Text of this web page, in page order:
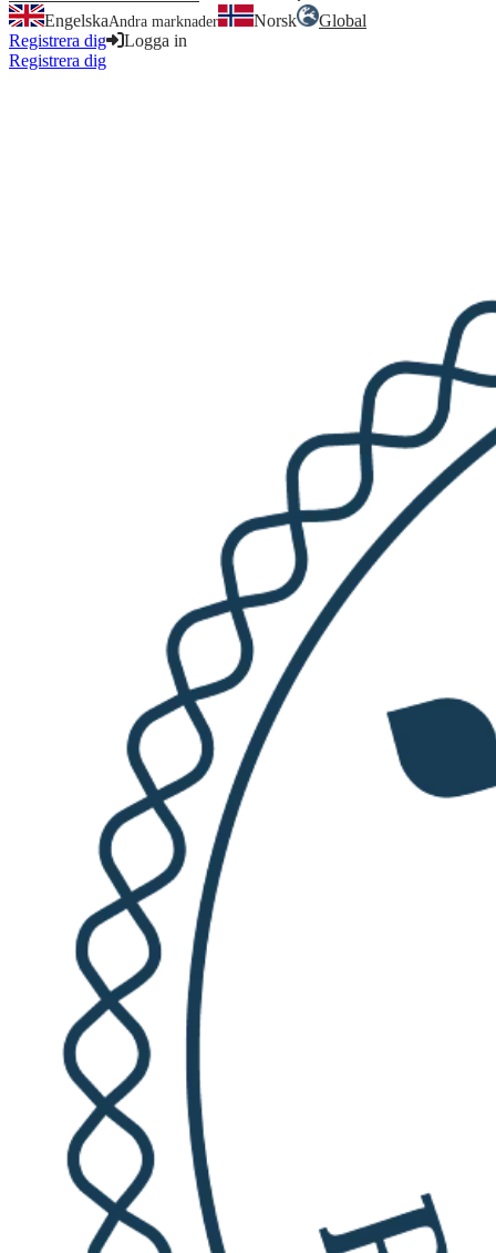
EngelskaAndra marknader Norsk
Global
Registrera dig
Logga in
Registrera dig